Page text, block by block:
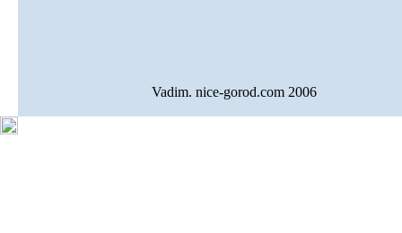
Vadim. nice-gorod.com 2006